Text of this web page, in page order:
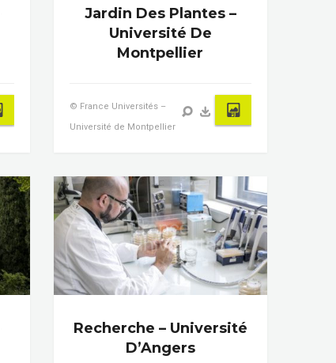
Jardin Des Plantes –
Université De
Montpellier
© France Universités –
Université de Montpellier
Recherche – Université
D’Angers